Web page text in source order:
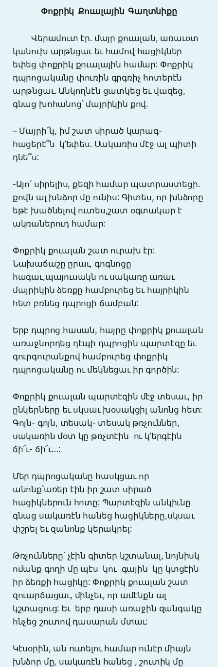
Փոքրիկ Քուալային Գաղտնիքը
Վերամուտ էր. մայր քուալան, առաւօտ
կանուխ արթնցաւ եւ համով հացիկներ
եփեց փոքրիկ քուալային համար: Փոքրիկ
դպրոցականը փուռին գրգռիչ հոտերէն
արթնցաւ. Անկողնէն ցատկեց եւ վազեց,
գնաց խոհանոց՝ մայրիկին քով.
– Մայրի՜կ, իմ շատ սիրած կարագ-
հացերէ՞ն կ’եփես. Սակառիս մէջ ալ պիտի
դնե՞ս:
-Այո՛ սիրելիս, քեզի համար պատրաստեցի.
քովն ալ խնձոր մը ունիս: Գիտես, որ խնձորը
եթէ խածնելով ուտես,շատ օգտակար է
ակռաներուդ համար:
Փոքրիկ քուալան շատ ուրախ էր:
Նախաճաշը ըրաւ, գոգնոցը
հագաւ,պայուսակն ու սակառը առաւ
մայրիկին ձեռքը համբուրեց եւ հայրիկին
հետ բռնեց դպրոցի ճամբան:
Երբ դպրոց հասան, հայրը փոքրիկ քուալան
առաջնորդեց դէպի դպրոցին պարտէզը եւ
գուրգուրանքով համբուրեց փոքրիկ
դպրոցականը ու մեկնեցաւ իր գործին:
Փոքրիկ քուալան պարտէզին մէջ տեսաւ, իր
ընկերները եւ սկսաւ խօսակցիլ անոնց հետ:
Գոյն- գոյն, տեսակ- տեսակ թռչուններ,
սակառին մօտ կը թռչտէին ու կ’երգէին
ճի՜ւ- ճի՜ւ…:
Մեր դպրոցականը հասկցաւ որ
անոնք՝առեր էին իր շատ սիրած
հացիկներուն հոտը: Պարտէզին անկիւնը
գնաց սակառէն հանեց հացիկները,սկսաւ
փշրել եւ զանոնք կերակրել:
Թռչունները՝ չէին գիտեր կշտանալ, նոյնիսկ
ոմանք գողի մը պէս կու գային կը կտցէին
իր ձեռքի հացիկը: Փոքրիկ քուալան շատ
զուարճացաւ, մինչեւ, որ ամէնքն ալ
կշտացուց: Եւ երբ դասի առաջին զանգակը
հնչեց շուտով դասարան մտաւ:
Կէսօրին, ան ուտելու համար ունէր միայն
խնձոր մը, սակառէն հանեց , շուտիկ մը